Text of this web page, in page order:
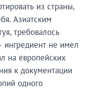
из страны,
Азиатским
требовалось
ингредиент не имел
на европейских
к документации
одного